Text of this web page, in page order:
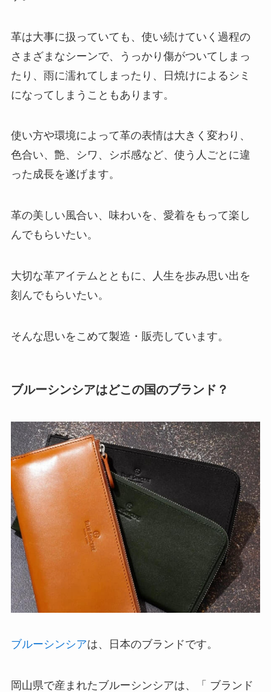
革は大事に扱っていても、使い続けていく過程の
さまざまなシーンで、うっかり傷がついてしまっ
たり、雨に濡れてしまったり、日焼けによるシミ
になってしまうこともあります。
使い方や環境によって革の表情は大きく変わり、
色合い、艶、シワ、シボ感など、使う人ごとに違
った成長を遂げます。
革の美しい風合い、味わいを、愛着をもって楽し
んでもらいたい。
大切な革アイテムとともに、人生を歩み思い出を
刻んでもらいたい。
そんな思いをこめて製造・販売しています。
ブルーシンシアはどこの国のブランド？
ブルーシンシアは、日本のブランドです。
岡山県で産まれたブルーシンシアは、「 ブランド